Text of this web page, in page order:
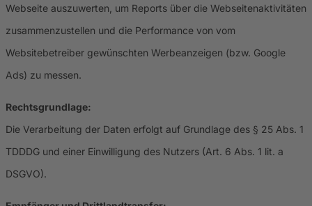
Webseite auszuwerten, um Reports über die Webseitenaktivitäten
zusammenzustellen und die Performance von vom
Websitebetreiber gewünschten Werbeanzeigen (bzw. Google
Ads) zu messen.
Rechtsgrundlage:
Die Verarbeitung der Daten erfolgt auf Grundlage des § 25 Abs. 1
TDDDG und einer Einwilligung des Nutzers (Art. 6 Abs. 1 lit. a
DSGVO).